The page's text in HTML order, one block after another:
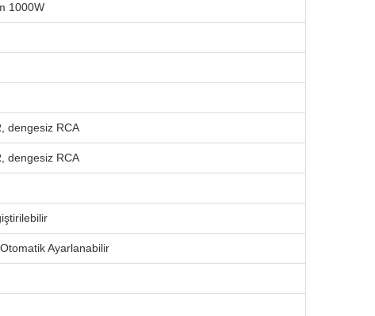
1000W
dengesiz RCA
dengesiz RCA
Ayarlanabilir